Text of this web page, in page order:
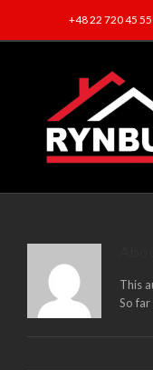
+48 22 720 45
This
So